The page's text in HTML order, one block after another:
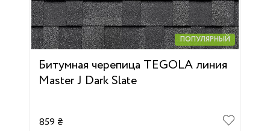
ПОПУЛЯРНЫЙ
Битумная черепица TEGOLA линия
Master J Dark Slate
859 ₴